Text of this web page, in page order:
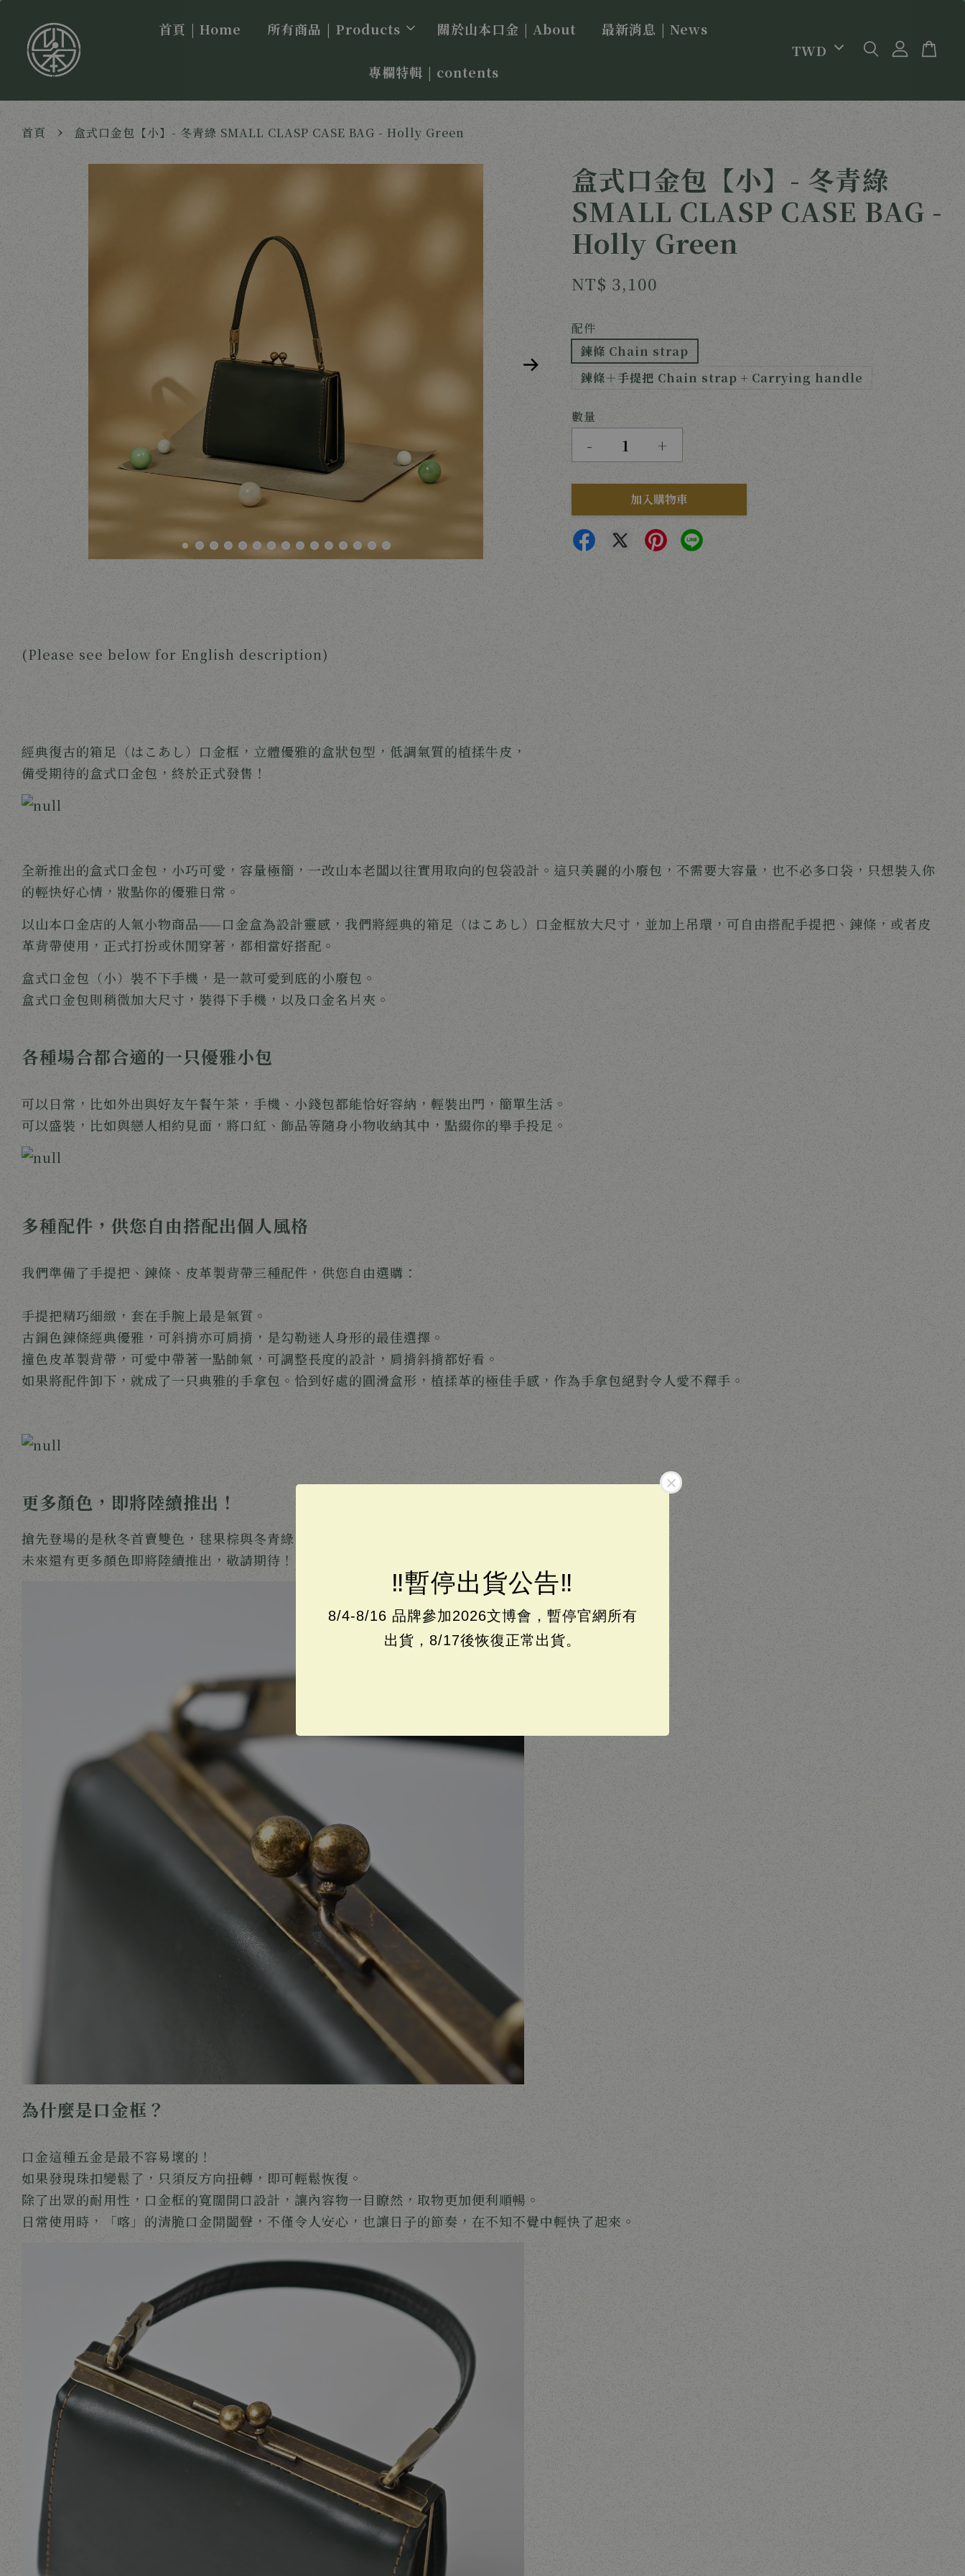
‼️暫停出貨公告‼️
8/4-8/16 品牌參加2026文博會，暫停官網所有
出貨，8/17後恢復正常出貨。
首頁 | Home 所有商品 | Products 關於山本口金 | About 最新消息 | News
專欄特輯 | contents
首頁 › 盒式口金包【小】- 冬青綠 SMALL CLASP CASE BAG - Holly Green
盒式口金包【小】- 冬青綠
SMALL CLASP CASE BAG -
Holly Green
NT$ 3,100
配件
鍊條 Chain strap
鍊條＋手提把 Chain strap + Carrying handle
數量
- +
加入購物車
(Please see below for English description)
經典復古的箱足（はこあし）口金框，立體優雅的盒狀包型，低調氣質的植揉牛皮，
備受期待的盒式口金包，終於正式發售！
全新推出的盒式口金包，小巧可愛，容量極簡，一改山本老闆以往實用取向的包袋設計。這只美麗的小廢包，不需要大容量，也不必多口袋，只想裝入你
的輕快好心情，妝點你的優雅日常。
以山本口金店的人氣小物商品——口金盒為設計靈感，我們將經典的箱足（はこあし）口金框放大尺寸，並加上吊環，可自由搭配手提把、鍊條，或者皮
革背帶使用，正式打扮或休閒穿著，都相當好搭配。
盒式口金包（小）裝不下手機，是一款可愛到底的小廢包。
盒式口金包則稍微加大尺寸，裝得下手機，以及口金名片夾。
各種場合都合適的一只優雅小包
可以日常，比如外出與好友午餐午茶，手機、小錢包都能恰好容納，輕裝出門，簡單生活。
可以盛裝，比如與戀人相約見面，將口紅、飾品等隨身小物收納其中，點綴你的舉手投足。
多種配件，供您自由搭配出個人風格
我們準備了手提把、鍊條、皮革製背帶三種配件，供您自由選購：
手提把精巧細緻，套在手腕上最是氣質。
古銅色鍊條經典優雅，可斜揹亦可肩揹，是勾勒迷人身形的最佳選擇。
撞色皮革製背帶，可愛中帶著一點帥氣，可調整長度的設計，肩揹斜揹都好看。
如果將配件卸下，就成了一只典雅的手拿包。恰到好處的圓滑盒形，植揉革的極佳手感，作為手拿包絕對令人愛不釋手。
更多顏色，即將陸續推出！
搶先登場的是秋冬首賣雙色，毬果棕與冬青綠，
未來還有更多顏色即將陸續推出，敬請期待！
為什麼是口金框？
口金這種五金是最不容易壞的！
如果發現珠扣變鬆了，只須反方向扭轉，即可輕鬆恢復。
除了出眾的耐用性，口金框的寬闊開口設計，讓內容物一目瞭然，取物更加便利順暢。
日常使用時，「喀」的清脆口金開闔聲，不僅令人安心，也讓日子的節奏，在不知不覺中輕快了起來。